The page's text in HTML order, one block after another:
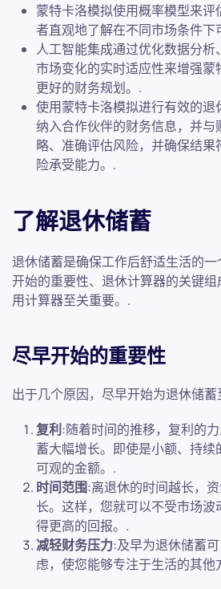
蒙特卡洛模拟使用概率模型来
者直观地了解在不同市场条件下
人工智能集成通过优化数据分
市场变化的实时适应性来增强
更好的财务规划。.
使用蒙特卡洛模拟进行有效的退
纳入合作伙伴的财务信息，并与
略、准确评估风险，并确保结
险承受能力。.
了解退休储蓄
退休储蓄是确保工作后舒适生活的
开始的重要性、退休计算器的关键
用计算器至关重要。.
尽早开始的重要性
出于几个原因，尽早开始为退休储蓄
复利:随着时间的推移，复利的
蓄大幅增长。即使是小额、持
可观的金额。.
时间范围:离退休的时间越长，
长。这样，您就可以不受市场
得更高的回报。.
减轻财务压力:及早为退休储蓄
虑，使您能够专注于生活的其他